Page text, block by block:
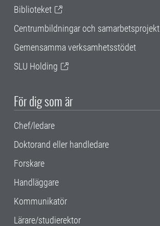
Biblioteket
Centrumbildningar och samarbetsprojekt
Gemensamma verksamhetsstödet
SLU Holding
För dig som är
Chef/ledare
Doktorand eller handledare
Forskare
Handläggare
Kommunikatör
Lärare/studierektor